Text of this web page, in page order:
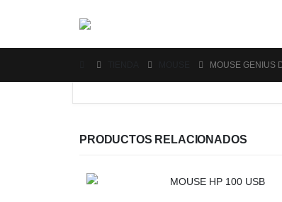
MOUSE GENIUS
PRODUCTOS RELACIONADOS